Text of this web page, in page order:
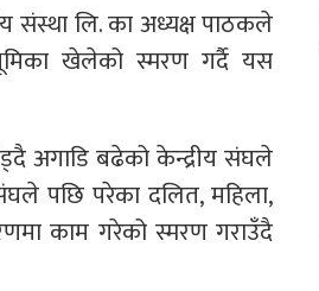
संस्था लि. का अध्यक्ष पाठकले
खेलेको स्मरण गर्दै यस
अगाडि बढेको केन्द्रीय संघले
पछि परेका दलित, महिला,
काम गरेको स्मरण गराउँदै